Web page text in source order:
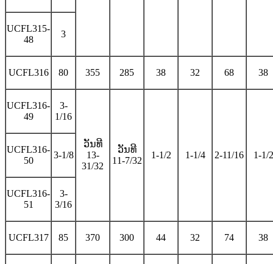
UCFL315-
48
3
UCFL316 80 355 285 38 32 68 38
UCFL316-
49
3-
1/16
ວັນທີ
13-
31/32
ວັນທີ
11-7/32
1-1/2 1-1/4 2-11/16 1-1/2
UCFL316-
50
3-1/8
UCFL316-
51
3-
3/16
UCFL317 85 370 300 44 32 74 38